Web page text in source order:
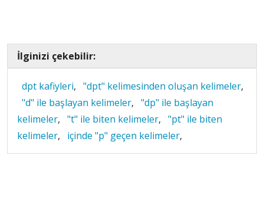
İlginizi çekebilir:
dpt kafiyleri, "dpt" kelimesinden oluşan kelimeler,
"d" ile başlayan kelimeler, "dp" ile başlayan
kelimeler, "t" ile biten kelimeler, "pt" ile biten
kelimeler, içinde "p" geçen kelimeler,